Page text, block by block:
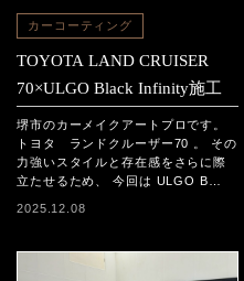
カーコーティング
TOYOTA LAND CRUISER
70×ULGO Black Infinity施工
堺市のカーメイクアートプロです。
トヨタ ランドクルーザー70 。 その
力強いスタイルと存在感をさらに際
立たせるため、 今回は ULGO B…
2025.12.08